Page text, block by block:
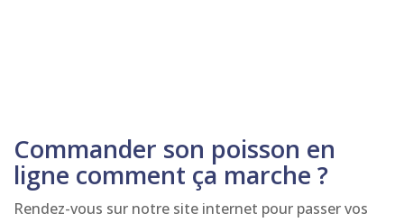
Commander son poisson en
ligne comment ça marche ?
Rendez-vous sur notre site internet pour passer vos